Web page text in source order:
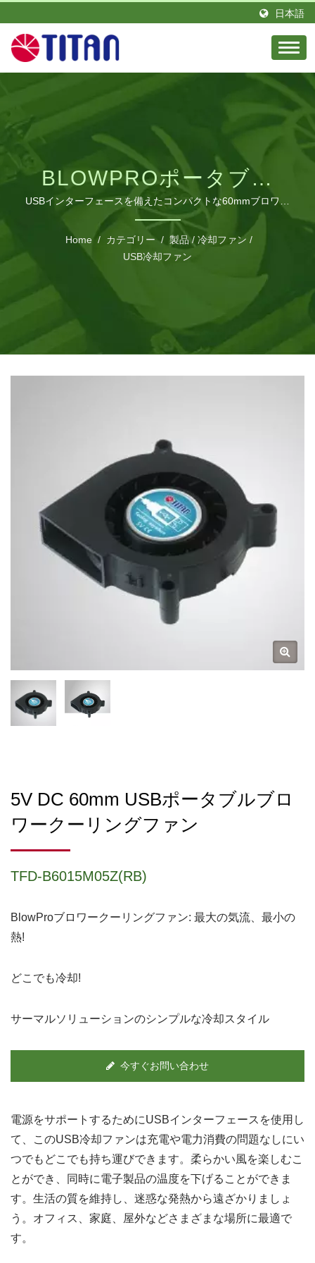
日本語
BLOWPROポータブル
USB冷却技術
USBインターフェースを備えたコンパクトな60mmブロワー
冷却ファンで、さまざまな電子機器の冷却に対応します。
Home / カテゴリー / 製品 / 冷却ファン /
USB冷却ファン
5V DC 60mm USBポータブルブロ
ワークーリングファン
TFD-B6015M05Z(RB)
BlowProブロワークーリングファン: 最大の気流、最小の
熱!
どこでも冷却!
サーマルソリューションのシンプルな冷却スタイル
今すぐお問い合わせ
電源をサポートするためにUSBインターフェースを使用し
て、このUSB冷却ファンは充電や電力消費の問題なしにい
つでもどこでも持ち運びできます。柔らかい風を楽しむこ
とができ、同時に電子製品の温度を下げることができま
す。生活の質を維持し、迷惑な発熱から遠ざかりましょ
う。オフィス、家庭、屋外などさまざまな場所に最適で
す。